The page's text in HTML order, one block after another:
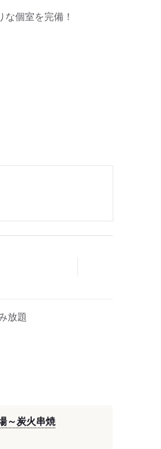
個室を完備！
放題
～炭火串焼